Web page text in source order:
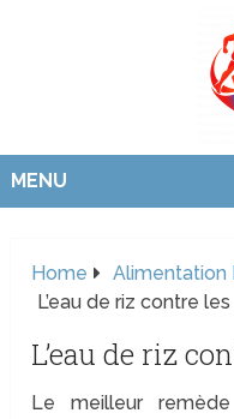
MENU
Home Alimentation
L’eau de riz contre
L’eau de riz
Le meilleur